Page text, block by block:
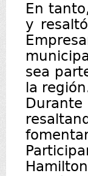
En
y
sea
la